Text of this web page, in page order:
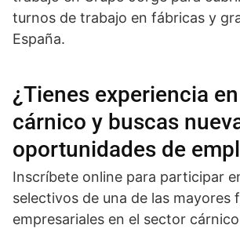
turnos de trabajo en fábricas y
España.
¿Tienes experiencia
cárnico y buscas
oportunidades de
Inscríbete online para participar
selectivos de una de las mayores
empresariales en el sector